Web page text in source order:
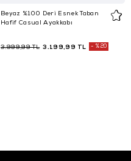
Beyaz %100 Deri Esnek Taban
Hafif Casual Ayakkabı
3.199,99 TL
3.999,99 TL %20